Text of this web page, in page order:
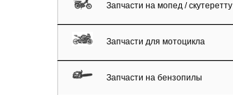
Запчасти на мопед / скутеретту
Запчасти для мотоцикла
Запчасти на бензопилы